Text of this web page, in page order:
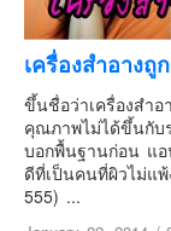
รัสเซีย
อิตาลี
ตุรกี-ตุรเคีย
เยอรมัน
ฝรั่งเศส
ออสเตรีย
เครื่องสำอาง
ขึ้นชื่อว่าเครื่องสำอ
คุณภาพไม่ได้ขึ้นกับ
บอกพื้นฐานก่อน แ
ดีที่เป็นคนที่ผิวไม่แ
555) ...